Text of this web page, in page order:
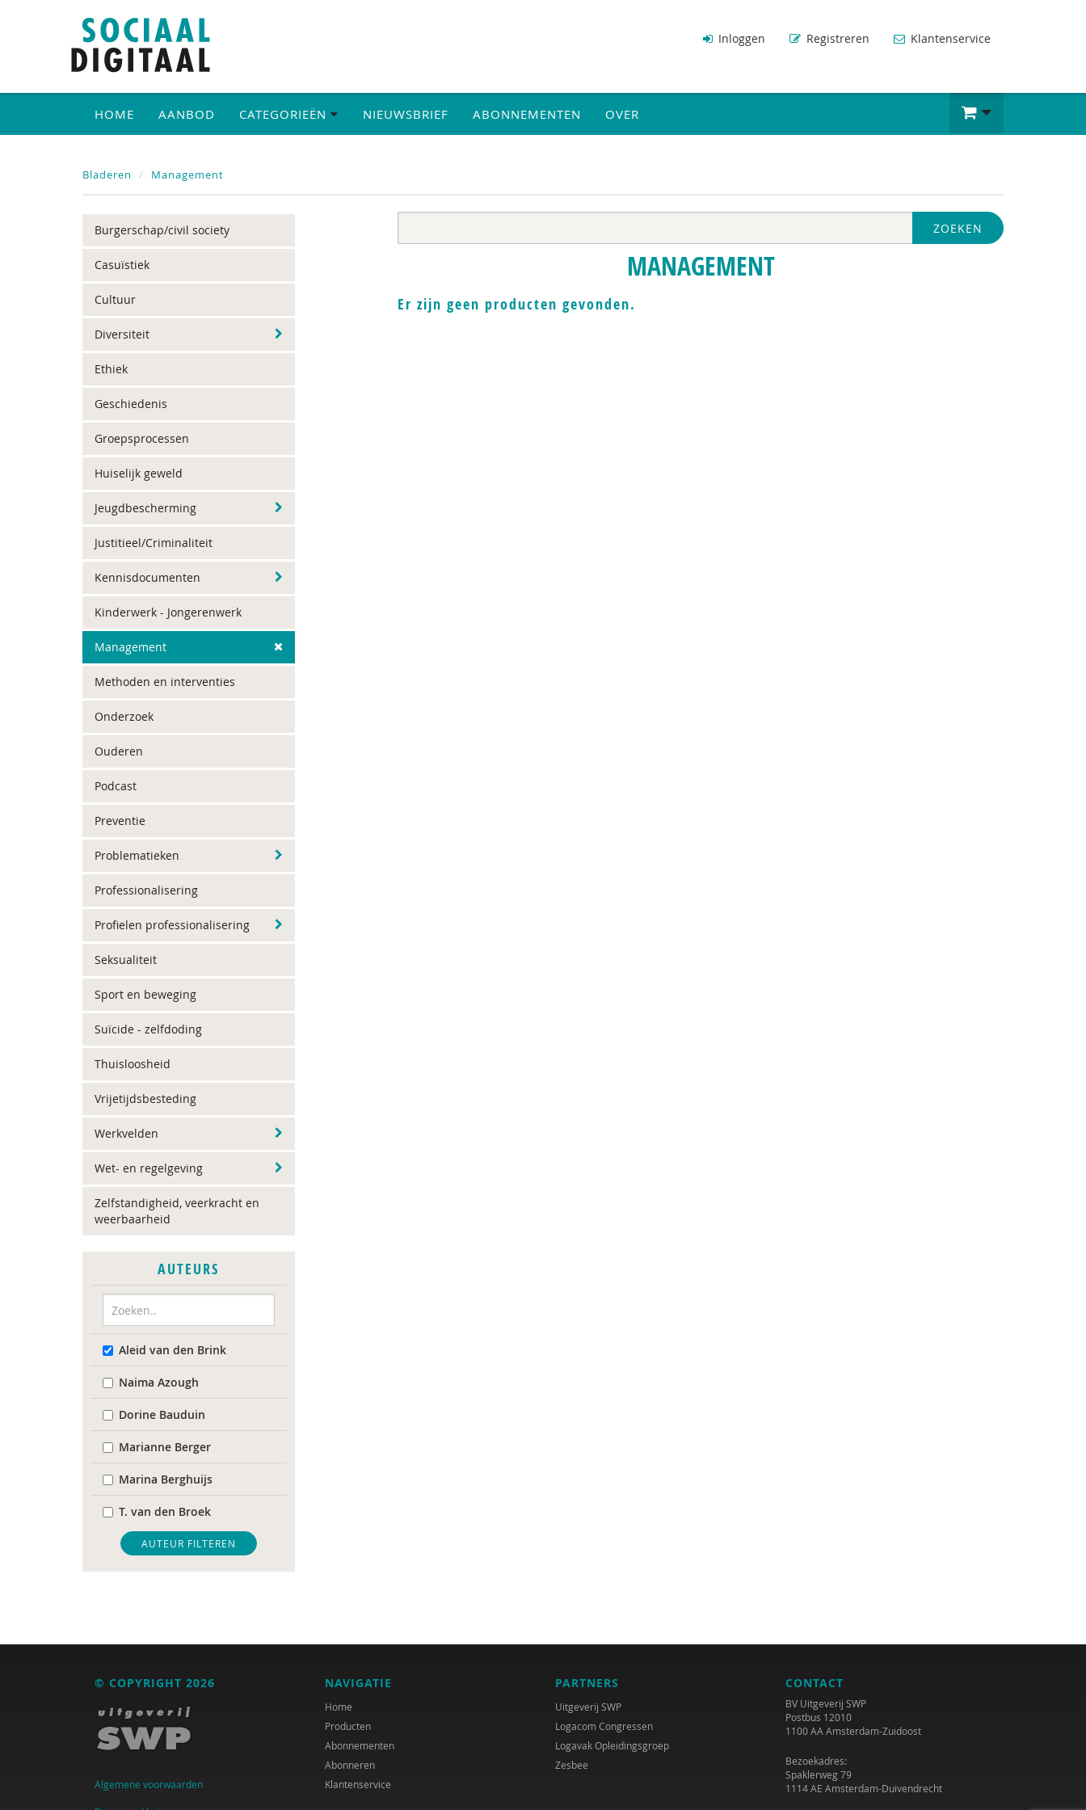
Inloggen Registreren Klantenservice
HOME AANBOD CATEGORIEËN NIEUWSBRIEF ABONNEMENTEN OVER
Bladeren Management
Burgerschap/civil society
Casuïstiek
Cultuur
Diversiteit
Ethiek
Geschiedenis
Groepsprocessen
Huiselijk geweld
Jeugdbescherming
Justitieel/Criminaliteit
Kennisdocumenten
Kinderwerk - Jongerenwerk
Management
Methoden en interventies
Onderzoek
Ouderen
Podcast
Preventie
Problematieken
Professionalisering
Profielen professionalisering
Seksualiteit
Sport en beweging
Suïcide - zelfdoding
Thuisloosheid
Vrijetijdsbesteding
Werkvelden
Wet- en regelgeving
Zelfstandigheid, veerkracht en
weerbaarheid
AUTEURS
Aleid van den Brink
Naima Azough
Dorine Bauduin
Marianne Berger
Marina Berghuijs
T. van den Broek
Claudia Claes
Trudy Dankers
Anke van Dijke
Marja Gastelaars
Edith Geurts
AUTEUR FILTEREN
ZOEKEN
MANAGEMENT
Er zijn geen producten gevonden.
© COPYRIGHT 2026
Algemene voorwaarden
NAVIGATIE
Home
Producten
Abonnementen
Abonneren
Klantenservice
PARTNERS
Uitgeverij SWP
Logacom Congressen
Logavak Opleidingsgroep
Zesbee
CONTACT
BV Uitgeverij SWP
Postbus 12010
1100 AA Amsterdam-Zuidoost
Bezoekadres:
Spaklerweg 79
1114 AE Amsterdam-Duivendrecht